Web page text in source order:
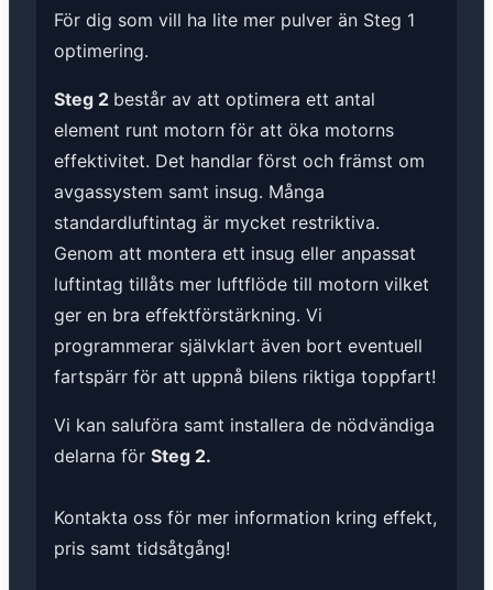
För dig som vill ha lite mer pulver än Steg 1
optimering.
Steg 2 består av att optimera ett antal
element runt motorn för att öka motorns
effektivitet. Det handlar först och främst om
avgassystem samt insug. Många
standardluftintag är mycket restriktiva.
Genom att montera ett insug eller anpassat
luftintag tillåts mer luftflöde till motorn vilket
ger en bra effektförstärkning. Vi
programmerar självklart även bort eventuell
fartspärr för att uppnå bilens riktiga toppfart!
Vi kan saluföra samt installera de nödvändiga
delarna för Steg 2.
Kontakta oss för mer information kring effekt,
pris samt tidsåtgång!